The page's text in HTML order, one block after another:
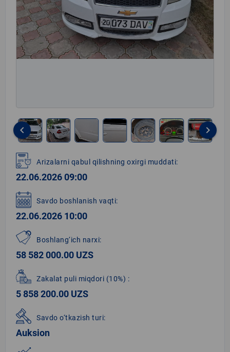
1
of
12
keyboard_arrow_left keyboard_arrow_right
Arizalarni qabul qilishning oxirgi muddati:
22.06.2026 09:00
Savdo boshlanish vaqti:
22.06.2026 10:00
Boshlang‘ich narxi:
58 582 000.00 UZS
Zakalat puli miqdori (10%) :
5 858 200.00 UZS
Savdo o‘tkazish turi:
Auksion